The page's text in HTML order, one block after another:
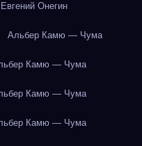
Онегин
Альбер Камю — Чума
Камю — Чума
Камю — Чума
Камю — Чума